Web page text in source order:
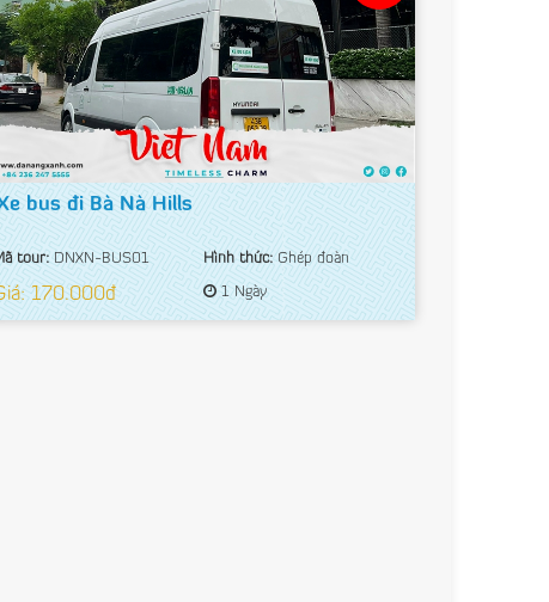
bus đi Bà Nà Hills
tour:DNXN-BUS01 Hình thức:Ghép đoàn
170.000đ 1 Ngày